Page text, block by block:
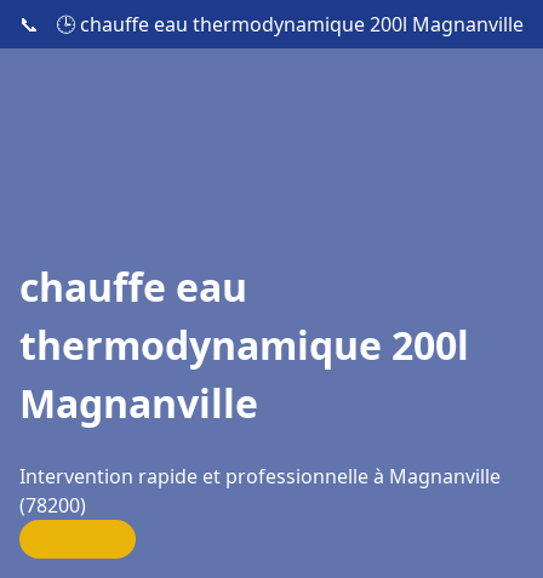
📞 🕒 chauffe eau thermodynamique 200l Magnanville
chauffe eau
thermodynamique 200l
Magnanville
Intervention rapide et professionnelle à Magnanville
(78200)